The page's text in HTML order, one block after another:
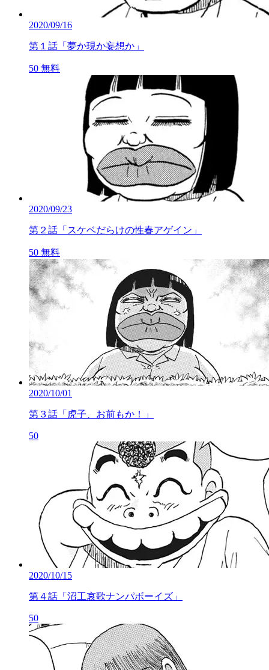
2020/09/16
第１話「夢か現か妄想か」
50 無料
2020/09/23
第２話「スケベだらけの性春アゲイン」
50 無料
2020/10/01
第３話「虎子、お前もか！」
50
2020/10/15
第４話「沼工哀歌ナンパボーイズ」
50